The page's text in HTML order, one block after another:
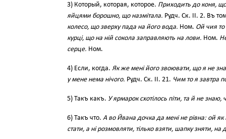
3) Который, которая, которое. Приходить до коня,
яйцями борошно, що назмітала. Рудч. Ск. II. 2. Въ
колесо, що зверху пада на його вода. Ном. Ой чия то
курці, що на ній сокола заправляють на лови. Ном.
серце. Ном.
4) Если, когда. Як же мені його звоювати, що я не
у мене нема нічого. Рудч. Ск. II. 21. Чим то я завтра
5) Такъ какъ. У ярмарок схотілось піти, та й не
6) Такъ что. А во Йвана дочка да мені не рівна: ой
стати, а ні розмовляти, тілько взяти, шапку зняти,